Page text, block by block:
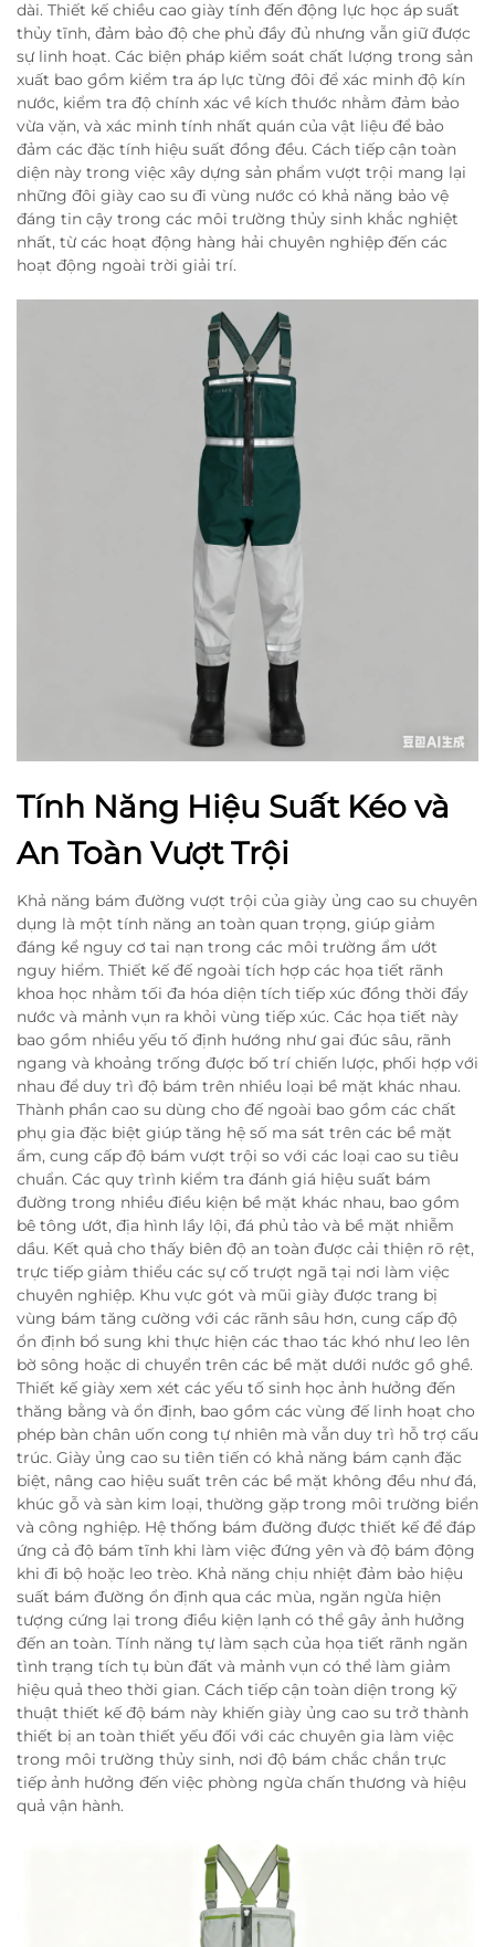
dài. Thiết kế chiều cao giày tính đến động lực học áp suất
thủy tĩnh, đảm bảo độ che phủ đầy đủ nhưng vẫn giữ được
sự linh hoạt. Các biện pháp kiểm soát chất lượng trong sản
xuất bao gồm kiểm tra áp lực từng đôi để xác minh độ kín
nước, kiểm tra độ chính xác về kích thước nhằm đảm bảo
vừa vặn, và xác minh tính nhất quán của vật liệu để bảo
đảm các đặc tính hiệu suất đồng đều. Cách tiếp cận toàn
diện này trong việc xây dựng sản phẩm vượt trội mang lại
những đôi giày cao su đi vùng nước có khả năng bảo vệ
đáng tin cậy trong các môi trường thủy sinh khắc nghiệt
nhất, từ các hoạt động hàng hải chuyên nghiệp đến các
hoạt động ngoài trời giải trí.
Tính Năng Hiệu Suất Kéo và
An Toàn Vượt Trội
Khả năng bám đường vượt trội của giày ủng cao su chuyên
dụng là một tính năng an toàn quan trọng, giúp giảm
đáng kể nguy cơ tai nạn trong các môi trường ẩm ướt
nguy hiểm. Thiết kế đế ngoài tích hợp các họa tiết rãnh
khoa học nhằm tối đa hóa diện tích tiếp xúc đồng thời đẩy
nước và mảnh vụn ra khỏi vùng tiếp xúc. Các họa tiết này
bao gồm nhiều yếu tố định hướng như gai đúc sâu, rãnh
ngang và khoảng trống được bố trí chiến lược, phối hợp với
nhau để duy trì độ bám trên nhiều loại bề mặt khác nhau.
Thành phần cao su dùng cho đế ngoài bao gồm các chất
phụ gia đặc biệt giúp tăng hệ số ma sát trên các bề mặt
ẩm, cung cấp độ bám vượt trội so với các loại cao su tiêu
chuẩn. Các quy trình kiểm tra đánh giá hiệu suất bám
đường trong nhiều điều kiện bề mặt khác nhau, bao gồm
bê tông ướt, địa hình lầy lội, đá phủ tảo và bề mặt nhiễm
dầu. Kết quả cho thấy biên độ an toàn được cải thiện rõ rệt,
trực tiếp giảm thiểu các sự cố trượt ngã tại nơi làm việc
chuyên nghiệp. Khu vực gót và mũi giày được trang bị
vùng bám tăng cường với các rãnh sâu hơn, cung cấp độ
ổn định bổ sung khi thực hiện các thao tác khó như leo lên
bờ sông hoặc di chuyển trên các bề mặt dưới nước gồ ghề.
Thiết kế giày xem xét các yếu tố sinh học ảnh hưởng đến
thăng bằng và ổn định, bao gồm các vùng đế linh hoạt cho
phép bàn chân uốn cong tự nhiên mà vẫn duy trì hỗ trợ cấu
trúc. Giày ủng cao su tiên tiến có khả năng bám cạnh đặc
biệt, nâng cao hiệu suất trên các bề mặt không đều như đá,
khúc gỗ và sàn kim loại, thường gặp trong môi trường biển
và công nghiệp. Hệ thống bám đường được thiết kế để đáp
ứng cả độ bám tĩnh khi làm việc đứng yên và độ bám động
khi đi bộ hoặc leo trèo. Khả năng chịu nhiệt đảm bảo hiệu
suất bám đường ổn định qua các mùa, ngăn ngừa hiện
tượng cứng lại trong điều kiện lạnh có thể gây ảnh hưởng
đến an toàn. Tính năng tự làm sạch của họa tiết rãnh ngăn
tình trạng tích tụ bùn đất và mảnh vụn có thể làm giảm
hiệu quả theo thời gian. Cách tiếp cận toàn diện trong kỹ
thuật thiết kế độ bám này khiến giày ủng cao su trở thành
thiết bị an toàn thiết yếu đối với các chuyên gia làm việc
trong môi trường thủy sinh, nơi độ bám chắc chắn trực
tiếp ảnh hưởng đến việc phòng ngừa chấn thương và hiệu
quả vận hành.